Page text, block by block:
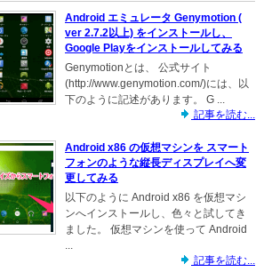
Android エミュレータ Genymotion (
ver 2.7.2以上) をインストールし、
Google Playをインストールしてみる
Genymotionとは、 公式サイト
(http://www.genymotion.com/)には、以
下のように記述があります。 G ...
記事を読む...
Android x86 の仮想マシンを スマート
フォンのような縦長ディスプレイへ変
更してみる
以下のように Android x86 を仮想マシ
ンへインストールし、色々と試してき
ました。 仮想マシンを使って Android
記事を読む...